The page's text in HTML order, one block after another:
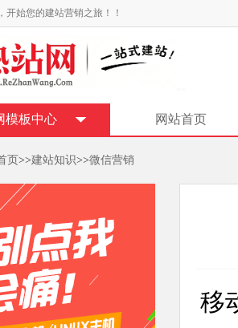
开始您的建站营销之旅！！
网站首页
模板中心
页 >>建站知识>>微信营销
移